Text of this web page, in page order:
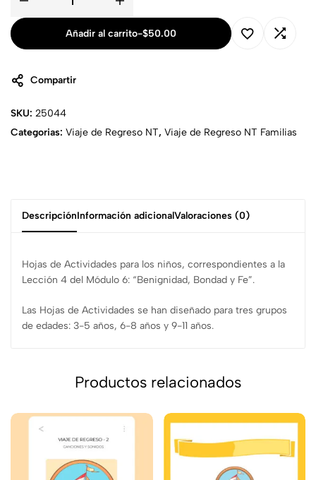
Añadir al carrito-$50.00
Compartir
SKU: 25044
Categorias: Viaje de Regreso NT, Viaje de Regreso NT Familias
DescripciónInformación adicionalValoraciones (0)
Hojas de Actividades para los niños, correspondientes a la
Lección 4 del Módulo 6: “Benignidad, Bondad y Fe”.
Las Hojas de Actividades se han diseñado para tres grupos
de edades: 3-5 años, 6-8 años y 9-11 años.
Productos relacionados